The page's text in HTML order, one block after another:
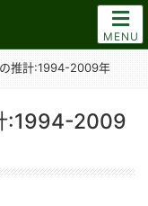
MENU
推計:1994-2009年
:1994-2009